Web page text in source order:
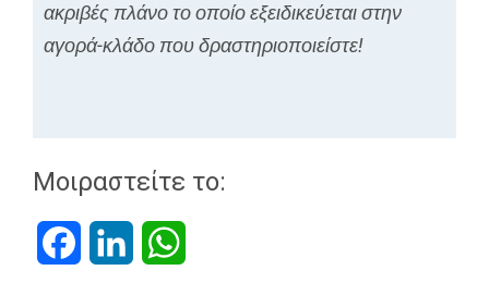
ακριβές πλάνο το οποίο εξειδικεύεται στην
αγορά-κλάδο που δραστηριοποιείστε!
Μοιραστείτε το:
FacebookLinkedIn